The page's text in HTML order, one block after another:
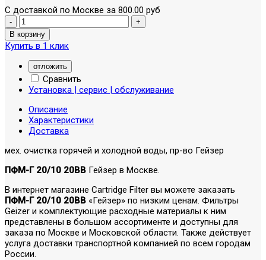
С доставкой по Москве за 800.00 руб
Купить в 1 клик
отложить
Сравнить
Установка | сервис | обслуживание
Описание
Характеристики
Доставка
мех. очистка горячей и холодной воды, пр-во Гейзер
ПФМ-Г 20/10 20BB Гейзер в Москве.
В интернет магазине Cartridge Filter вы можете заказать
ПФМ-Г 20/10 20BB «Гейзер» по низким ценам. Фильтры
Geizer и комплектующие расходные материалы к ним
представлены в большом ассортименте и доступны для
заказа по Москве и Московской области. Также действует
услуга доставки транспортной компанией по всем городам
России.